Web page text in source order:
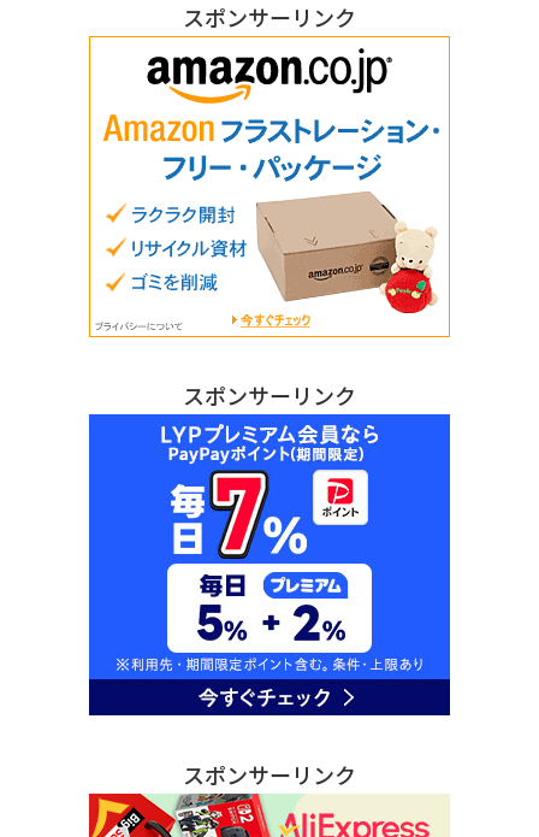
スポンサーリンク
スポンサーリンク
スポンサーリンク